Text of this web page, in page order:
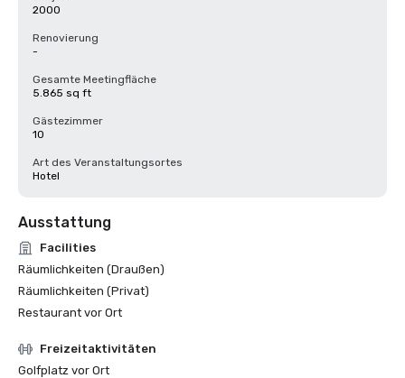
2000
Renovierung
-
Gesamte Meetingfläche
5.865 sq ft
Gästezimmer
10
Art des Veranstaltungsortes
Hotel
Ausstattung
Facilities
Räumlichkeiten (Draußen)
Räumlichkeiten (Privat)
Restaurant vor Ort
Freizeitaktivitäten
Golfplatz vor Ort